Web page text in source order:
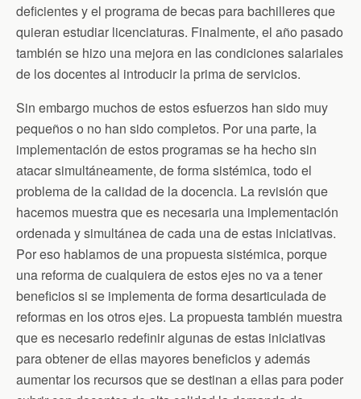
deficientes y el programa de becas para bachilleres que
quieran estudiar licenciaturas. Finalmente, el año pasado
también se hizo una mejora en las condiciones salariales
de los docentes al introducir la prima de servicios.
Sin embargo muchos de estos esfuerzos han sido muy
pequeños o no han sido completos. Por una parte, la
implementación de estos programas se ha hecho sin
atacar simultáneamente, de forma sistémica, todo el
problema de la calidad de la docencia. La revisión que
hacemos muestra que es necesaria una implementación
ordenada y simultánea de cada una de estas iniciativas.
Por eso hablamos de una propuesta sistémica, porque
una reforma de cualquiera de estos ejes no va a tener
beneficios si se implementa de forma desarticulada de
reformas en los otros ejes. La propuesta también muestra
que es necesario redefinir algunas de estas iniciativas
para obtener de ellas mayores beneficios y además
aumentar los recursos que se destinan a ellas para poder